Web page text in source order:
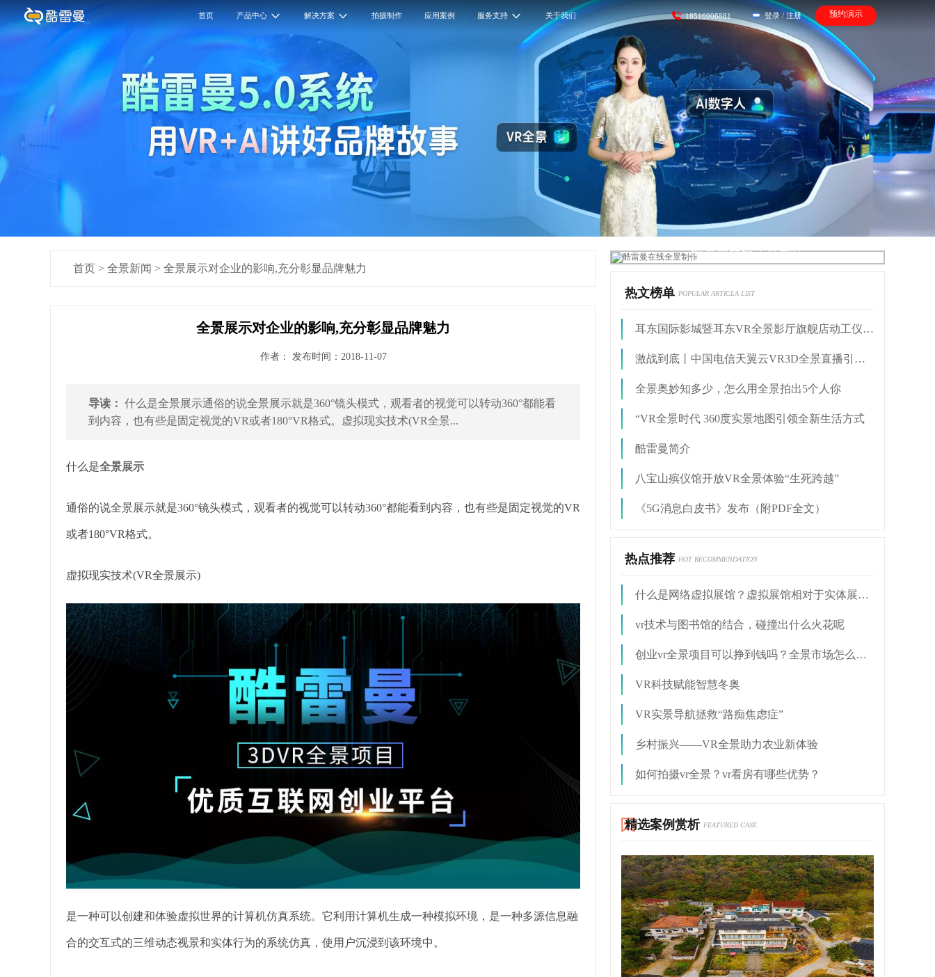
首页 产品中心 解决方案 拍摄制作 应用案例 服务支持 关于我们 18516908881 登录 / 注册 预约演示
首页 > 全景新闻 > 全景展示对企业的影响,充分彰显品牌魅力
全景展示对企业的影响,充分彰显品牌魅力
作者： 发布时间：2018-11-07
导读： 什么是全景展示通俗的说全景展示就是360°镜头模式，观看者的视觉可以转动360°都能看
到内容，也有些是固定视觉的VR或者180°VR格式。虚拟现实技术(VR全景...
什么是全景展示
通俗的说全景展示就是360°镜头模式，观看者的视觉可以转动360°都能看到内容，也有些是固定视觉的VR
或者180°VR格式。
虚拟现实技术(VR全景展示)
是一种可以创建和体验虚拟世界的计算机仿真系统。它利用计算机生成一种模拟环境，是一种多源信息融
合的交互式的三维动态视景和实体行为的系统仿真，使用户沉浸到该环境中。
酷雷曼在线全景制作
热文榜单 POPULAR ARTICLA LIST
耳东国际影城暨耳东VR全景影厅旗舰店动工仪式盛大举行
激战到底丨中国电信天翼云VR3D全景直播引燃拳击热火
全景奥妙知多少，怎么用全景拍出5个人你
“VR全景时代 360度实景地图引领全新生活方式
酷雷曼简介
八宝山殡仪馆开放VR全景体验“生死跨越”
《5G消息白皮书》发布（附PDF全文）
热点推荐 HOT RECOMMENDATION
什么是网络虚拟展馆？虚拟展馆相对于实体展馆有什么优点？
vr技术与图书馆的结合，碰撞出什么火花呢
创业vr全景项目可以挣到钱吗？全景市场怎么操作
VR科技赋能智慧冬奥
VR实景导航拯救“路痴焦虑症”
乡村振兴——VR全景助力农业新体验
如何拍摄vr全景？vr看房有哪些优势？
精选案例赏析 FEATURED CASE